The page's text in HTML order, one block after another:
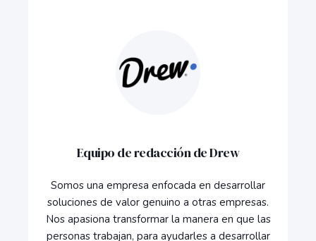
Equipo de redacción de Drew
Somos una empresa enfocada en desarrollar
soluciones de valor genuino a otras empresas.
Nos apasiona transformar la manera en que las
personas trabajan, para ayudarles a desarrollar